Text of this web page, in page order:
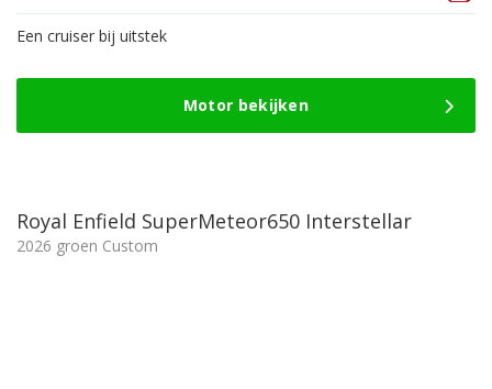
Een cruiser bij uitstek
Motor bekijken
Royal Enfield SuperMeteor650 Interstellar
2026 groen Custom